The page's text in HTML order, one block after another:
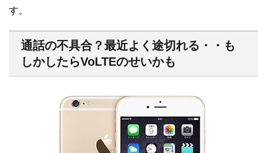
す。
通話の不具合？最近よく途切れる・・も
しかしたらVoLTEのせいかも